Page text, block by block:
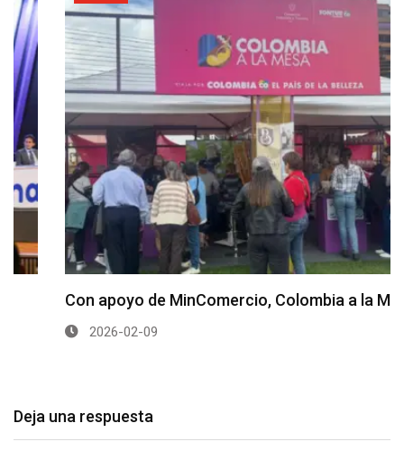
Con apoyo de MinComercio, Colombia a la Mesa…
2026-02-09
Deja una respuesta